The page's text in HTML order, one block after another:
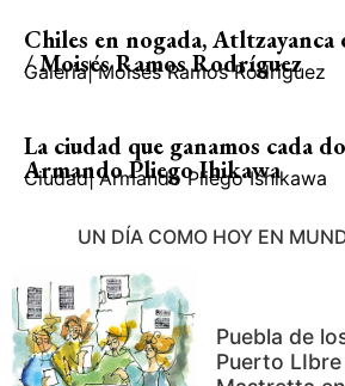
Chiles en nogada, Atltzayanca
/ Moisés Ramos Rodríguez
Galería| Moisés Ramos Rodríguez
La ciudad que ganamos cada
Armando Pliego Ihikawa
Ciudad| Armando Pliego Ishikawa
UN DÍA COMO HOY EN
Puebla de
Puerto